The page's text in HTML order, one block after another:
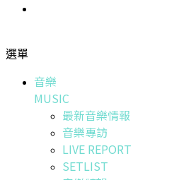
選單
音樂
MUSIC
最新音樂情報
音樂專訪
LIVE REPORT
SETLIST